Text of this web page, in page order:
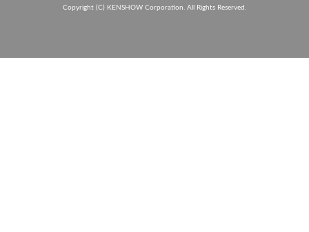
Copyright (C) KENSHOW Corporation. All Rights Reserved.